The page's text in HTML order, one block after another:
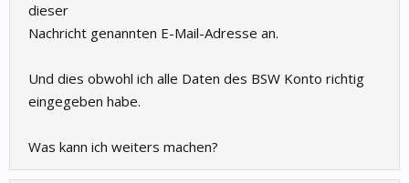
dieser
Nachricht genannten E-Mail-Adresse an.
Und dies obwohl ich alle Daten des BSW Konto richtig
eingegeben habe.
Was kann ich weiters machen?